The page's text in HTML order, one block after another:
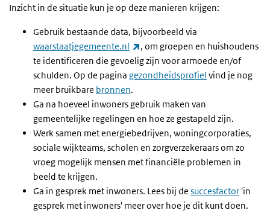
Inzicht in de situatie kun je op deze manieren krijgen:
Gebruik bestaande data, bijvoorbeeld via
waarstaatjegemeente.nl
(externe link)
, om groepen en huishoudens
te identificeren die gevoelig zijn voor armoede en/of
schulden. Op de pagina gezondheidsprofiel vind je nog
meer bruikbare bronnen.
Ga na hoeveel inwoners gebruik maken van
gemeentelijke regelingen en hoe ze gestapeld zijn.
Werk samen met energiebedrijven, woningcorporaties,
sociale wijkteams, scholen en zorgverzekeraars om zo
vroeg mogelijk mensen met financiële problemen in
beeld te krijgen.
Ga in gesprek met inwoners. Lees bij de succesfactor 'in
gesprek met inwoners' meer over hoe je dit kunt doen.